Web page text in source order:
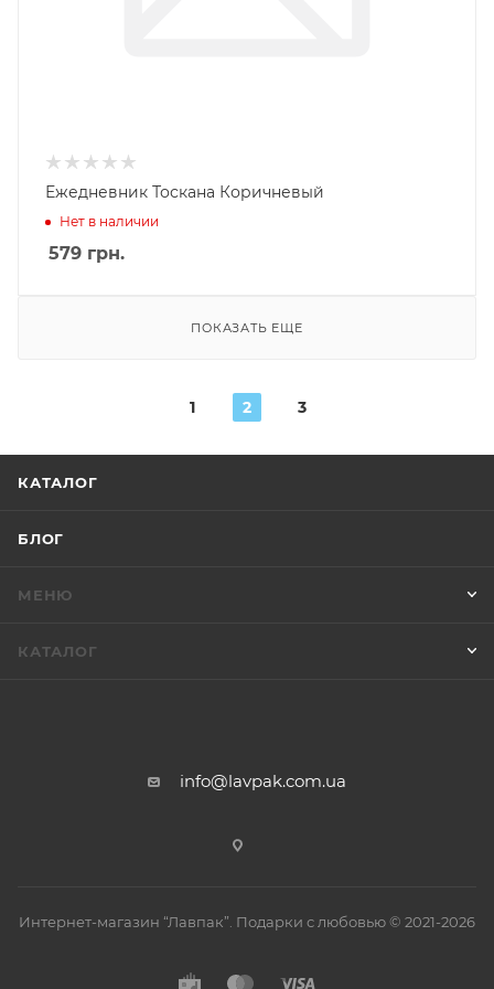
Ежедневник Тоскана Коричневый
Нет в наличии
579 грн.
ПОКАЗАТЬ ЕЩЕ
1 2 3
КАТАЛОГ
БЛОГ
МЕНЮ
КАТАЛОГ
info@lavpak.com.ua
Интернет-магазин “Лавпак”. Подарки с любовью © 2021-2026